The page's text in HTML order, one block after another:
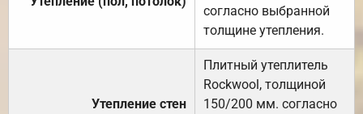
согласно выбранной
толщине утепления.
Утепление стен
Плитный утеплитель
Rockwool, толщиной
150/200 мм. согласно